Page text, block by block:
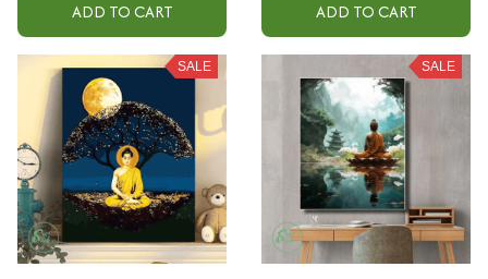
ADD TO CART ADD TO CART
SALE SALE